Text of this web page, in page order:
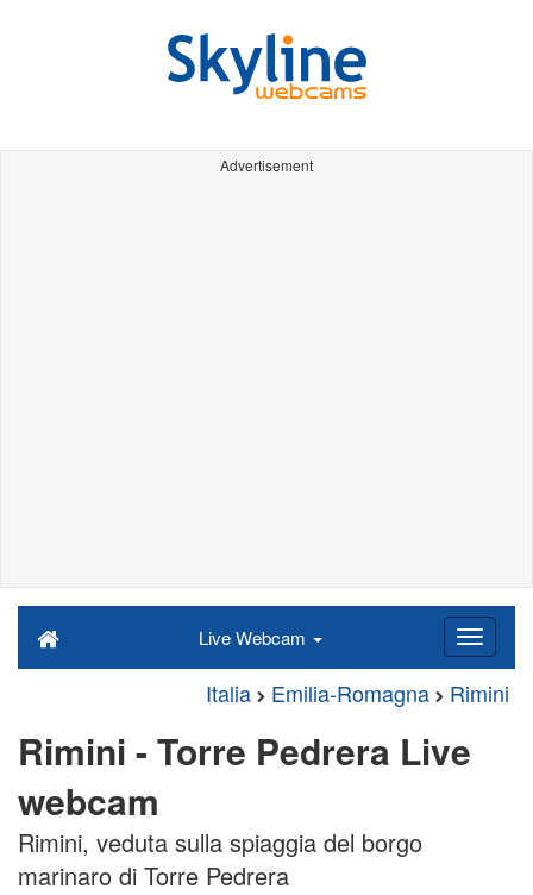
Advertisement
Live Webcam
Italia Emilia-Romagna Rimini
Rimini - Torre Pedrera Live
webcam
Rimini, veduta sulla spiaggia del borgo
marinaro di Torre Pedrera